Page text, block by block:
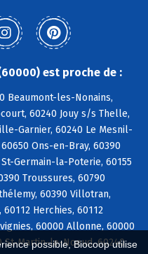
possible, Biocoop utilise
est proche de :
Beaumont-les-Nonains,
60240 Jouy s/s Thelle,
Garnier, 60240 Le Mesnil-
Ons-en-Bray, 60390
Germain-la-Poterie, 60155
Troussures, 60790
60390 Villotran,
Herchies, 60112
60000 Allonne, 60000
St-Martin-le-Noeud, 60240